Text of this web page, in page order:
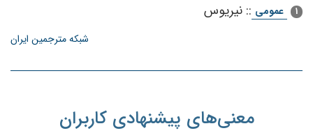
1 عمومی :: نیریوس
شبکه مترجمین ایران
معنی‌های پیشنهادی کاربران